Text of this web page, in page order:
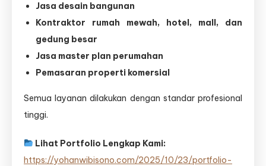
Jasa desain bangunan
Kontraktor rumah mewah, hotel, mall, dan
gedung besar
Jasa master plan perumahan
Pemasaran properti komersial
Semua layanan dilakukan dengan standar profesional
tinggi.
Lihat Portfolio Lengkap Kami:
https://yohanwibisono.com/2025/10/23/portfolio-